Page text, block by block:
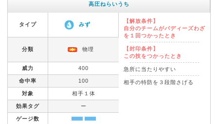
高圧ねらいうち
タイプ みず
【解放条件】
自分のチームがバディーズわざ
を１回つかったとき
【封印条件】
この技をつかったとき
急所に当たりやすい
相手の特防を３段階さげる
分類 物理
威力 400
命中率 100
対象 相手１体
効果タグ ー
ゲージ数